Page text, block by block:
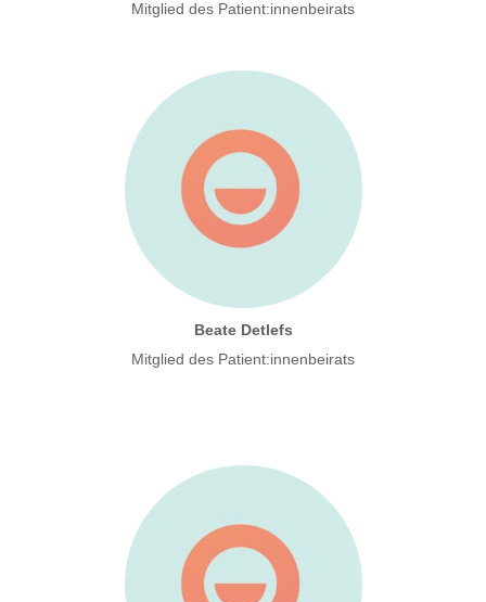
Mitglied des Patient:innenbeirats
Beate Detlefs
Mitglied des Patient:innenbeirats